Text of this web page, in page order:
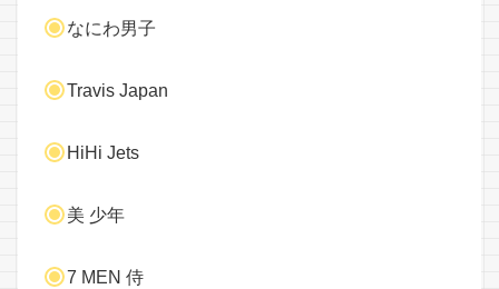
なにわ男子
Travis Japan
HiHi Jets
美 少年
7 MEN 侍